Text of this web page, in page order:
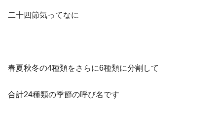
二十四節気ってなに
春夏秋冬の4種類をさらに6種類に分割して
合計24種類の季節の呼び名です